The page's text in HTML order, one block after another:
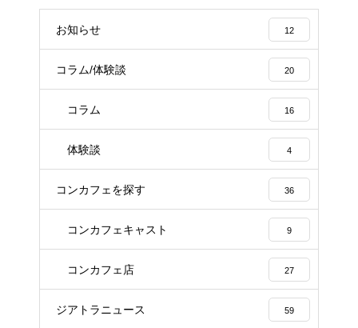
お知らせ 12
コラム/体験談 20
コラム 16
体験談 4
コンカフェを探す 36
コンカフェキャスト 9
コンカフェ店 27
ジアトラニュース 59